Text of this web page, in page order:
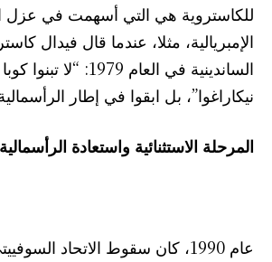
للكاستروية هي التي أسهمت في عزل
الإمبريالية، مثلا، عندما قال فيدال
الساندينية في العام 1979:
نيكاراغوا”، بل ابقوا في إطار
المرحلة الاستثنائية واستعادة الرأسمالية
عام 1990، كان سقوط الاتحاد